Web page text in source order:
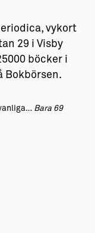
vykort
29 i Visby
böcker i
Bokbörsen.
Bara 69